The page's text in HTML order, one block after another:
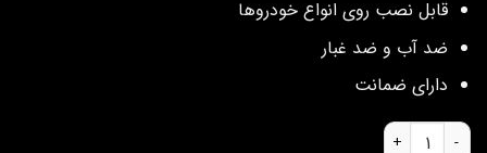
قابل نصب روی انواع خودروها
ضد آب و ضد غبار
دارای ضمانت
هدلایت 6 طرفه M6 عدد